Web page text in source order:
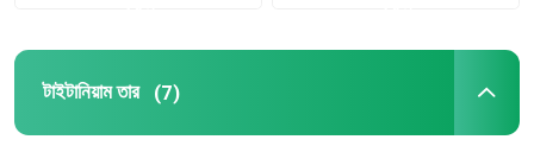
টাইটানিয়াম তার (7)